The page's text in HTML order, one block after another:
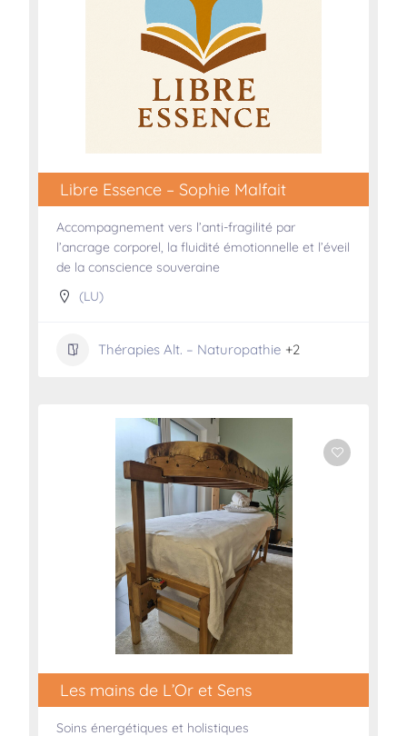
Libre Essence – Sophie Malfait
Accompagnement vers l’anti-fragilité par
l’ancrage corporel, la fluidité émotionnelle et l’éveil
de la conscience souveraine
(LU)
Thérapies Alt. – Naturopathie +2
Les mains de L’Or et Sens
Soins énergétiques et holistiques